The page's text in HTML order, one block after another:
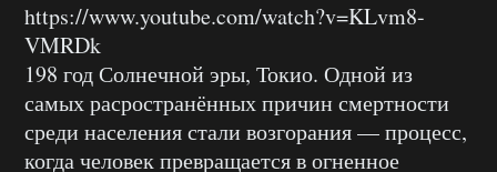
https://www.youtube.com/watch?v=KLvm8-
VMRDk
198 год Солнечной эры, Токио. Одной из
самых расространённых причин смертности
среди населения стали возгорания — процесс,
когда человек превращается в огненное